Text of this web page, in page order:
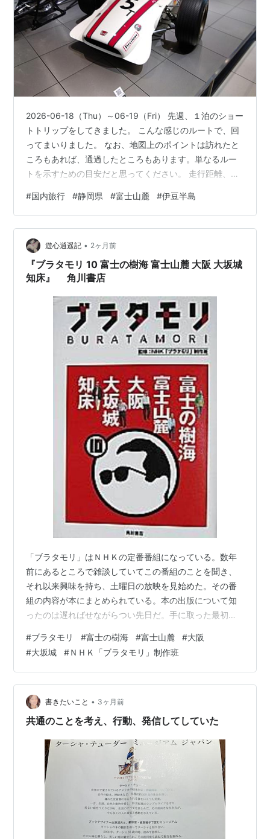
2026-06-18（Thu）～06-19（Fri） 先週、１泊のショー
トトリップをしてきました。 こんな感じのルートで、回
ってまいりました。 なお、地図上のポイントは訪れたと
ころもあれば、通過したところもあります。単なるルー
トを示すための目安だと思ってください。 走行距離、
ます。 数か所立ち寄っていますが、最初に立ち寄ったと
ころの写真が膨大になりますので、ここだけは何回かに
分けて報告しようかと思っております。 では、そのうち
に。 To Be Continued ! ランキング参加中一人旅コミュ
ニティ ランキング参加中ブログ仲間増やした…
#国内旅行 #静岡県 #富士山麓 #伊豆半島
遊心逍遥記 • 2ヶ月前
『ブラタモリ 10 富士の樹海 富士山麓 大阪 大坂城
知床』 角川書店
「ブラタモリ」はＮＨＫの定番番組になっている。数年
前にあるところで雑談していてこの番組のことを聞き、
それ以来興味を持ち、土曜日の放映を見始めた。その番
組の内容が本にまとめられている。本の出版について知
ったのは遅ればせながらつい先日だ。手に取った最初の
なるので省略したが、本書はＮＨＫ「ブラタモリ」制作
班の監修による出版である。 ネット検索すると、現時点
（2021.1)で第18弾まで出版されていて、一番最初が2016
年7月、本書が2017年9月。最新の第18作は2019年3月刊
行である。 番組放送の内容を視聴すると、探訪先の現場
レポートが臨場感に…
#ブラタモリ #富士の樹海 #富士山麓 #大阪
#大坂城 #ＮＨＫ「ブラタモリ」制作班
書きたいこと • 3ヶ月前
共通のことを考え、行動、発信してしていた